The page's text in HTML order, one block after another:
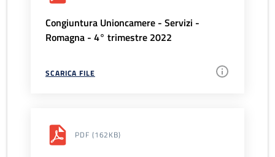
Congiuntura Unioncamere - Servizi -
Romagna - 4° trimestre 2022
SCARICA FILE
PDF (162KB)